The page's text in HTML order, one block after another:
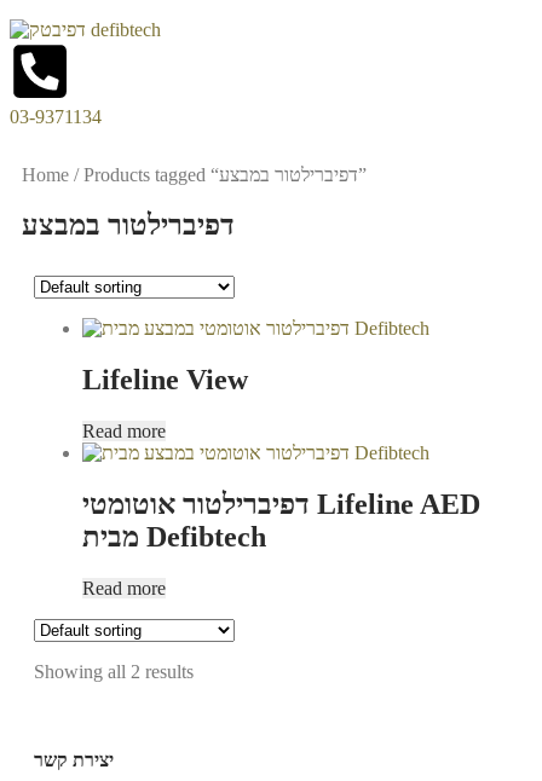
03-9371134
Home / Products tagged “דפיברילטור במבצע”
דפיברילטור במבצע
Lifeline View
Read more
דפיברילטור אוטומטי Lifeline AED
מבית Defibtech
Read more
Showing all 2 results
יצירת קשר